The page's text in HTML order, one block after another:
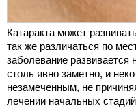
Катаракта может
так же различаться по
заболевание развивается
столь явно заметно, и
незамеченным, не
лечении начальных